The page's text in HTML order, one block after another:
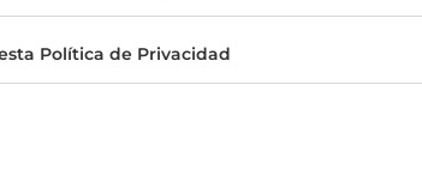
Política de Privacidad